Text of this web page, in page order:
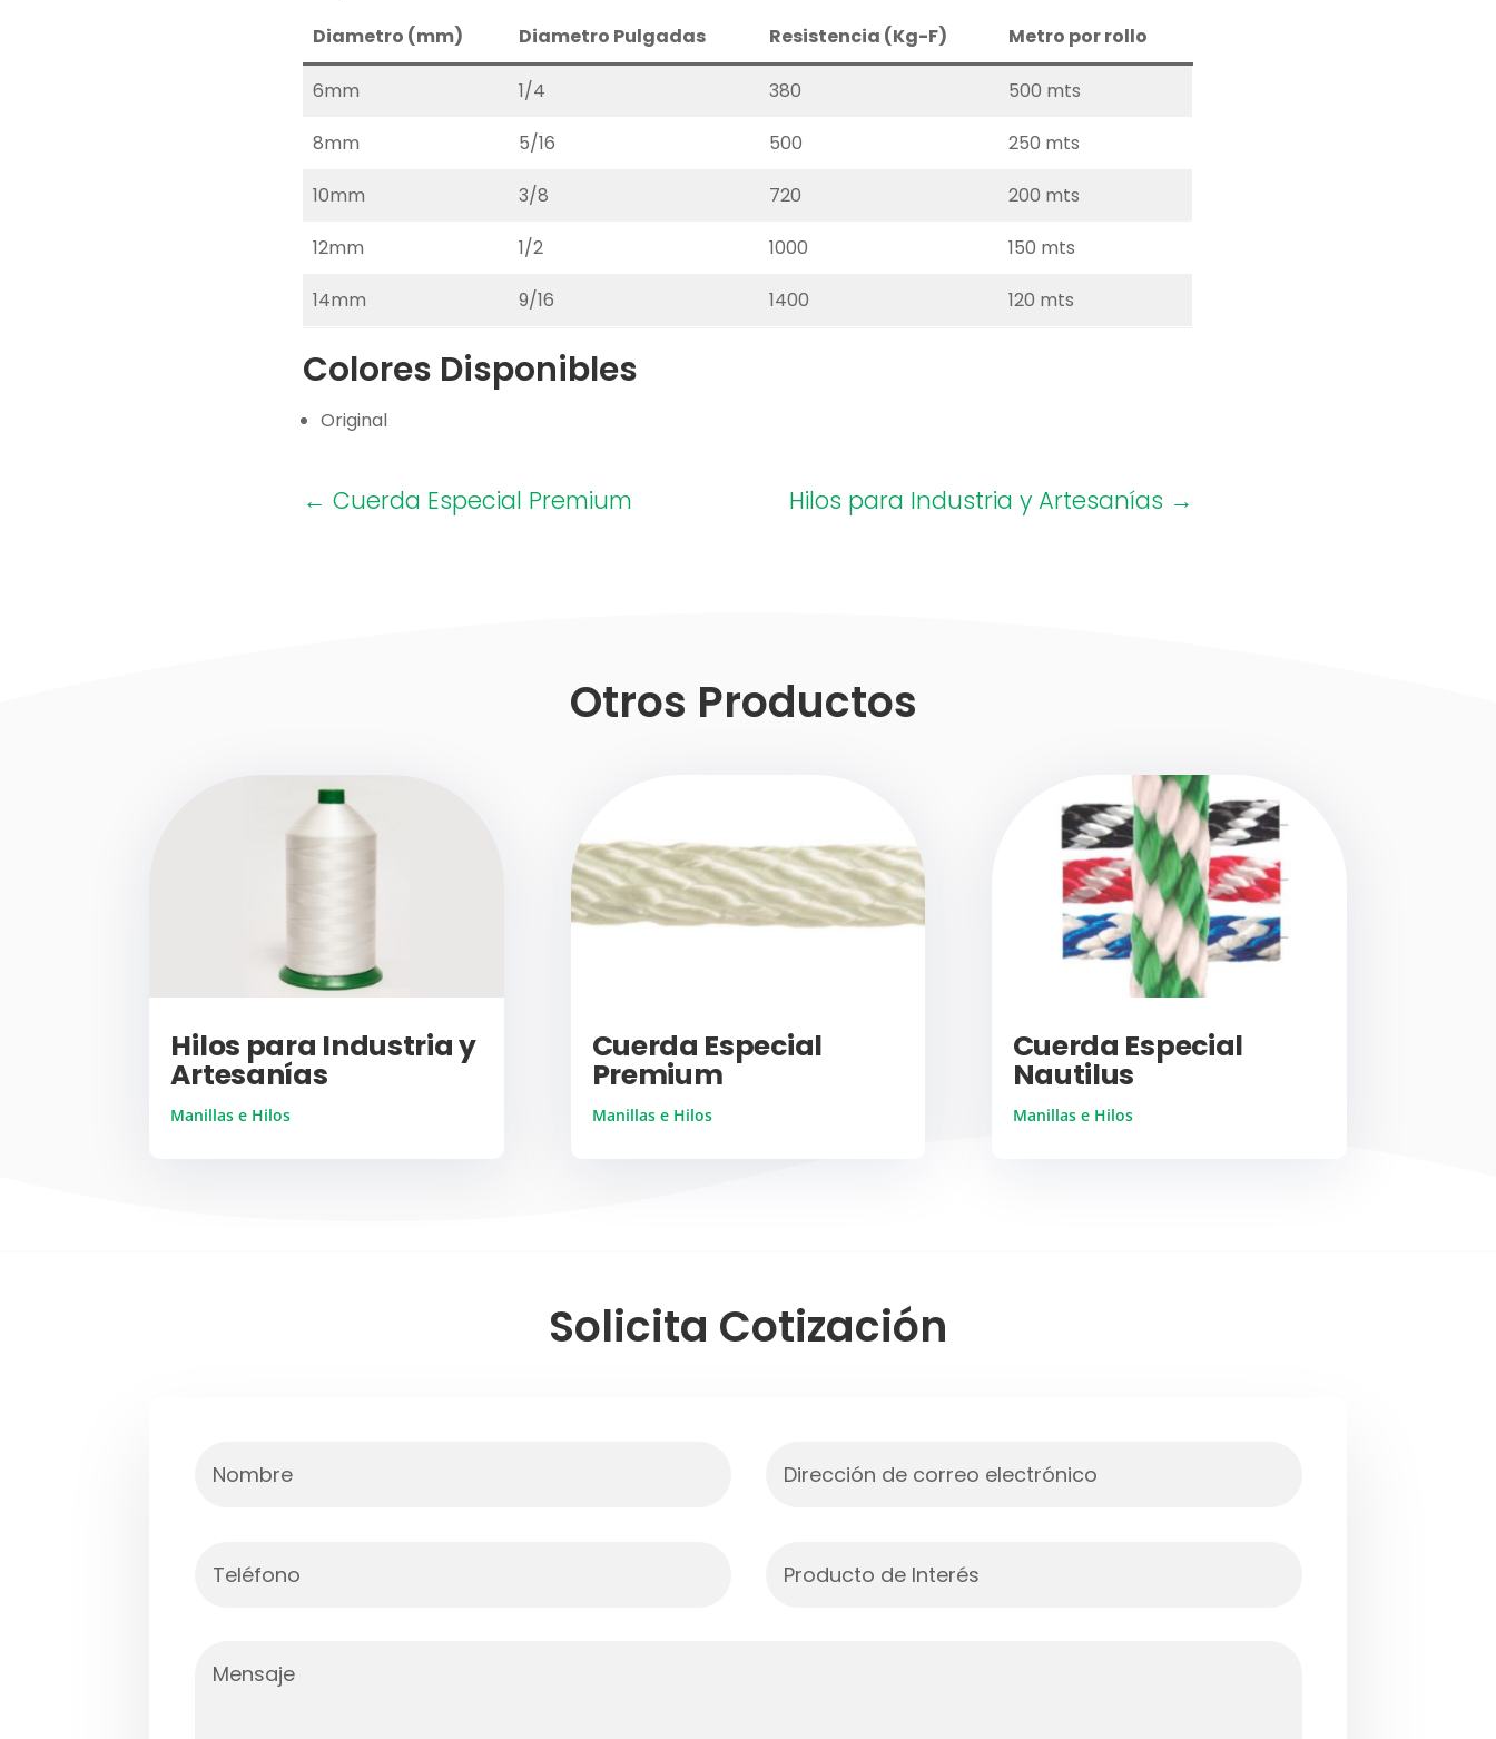
Diametro (mm) Diametro Pulgadas Resistencia (Kg-F) Metro por rollo
6mm 1/4 380 500 mts
8mm 5/16 500 250 mts
10mm 3/8 720 200 mts
12mm 1/2 1000 150 mts
14mm 9/16 1400 120 mts
Colores Disponibles
Original
← Cuerda Especial Premium Hilos para Industria y Artesanías →
Otros Productos
Hilos para Industria y
Artesanías
Manillas e Hilos
Cuerda Especial
Premium
Manillas e Hilos
Cuerda Especial
Nautilus
Manillas e Hilos
Solicita Cotización